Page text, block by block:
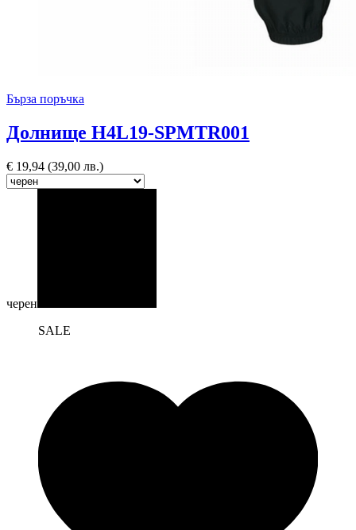
Бърза поръчка
Долнище H4L19-SPMTR001
€ 19,94 (39,00 лв.)
черен
SALE